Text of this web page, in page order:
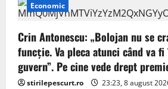
Economic
Crin Antonescu: „Bolojan nu se
funcție. Va pleca atunci când va
guvern”. Pe cine vede drept
stirilepescurt.ro 23:23, 8 august